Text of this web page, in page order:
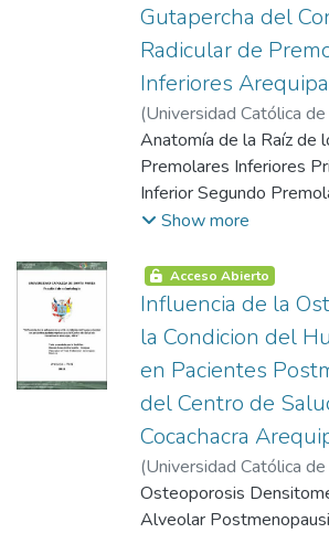
Gutapercha del
Radicular de
Inferiores
(Universidad Católica
2005-08-13)Campos
Marcelo
Anatomía de la Raíz de
Premolares Inferiores
Inferior Segundo
Preparación
Operacional y
Instrumentos y
Campo de Verificación
Recolección Estrategia
Resultados
Show more
Acceso Abierto
Influencia de la
la Condicion del
en Pacientes
del Centro de
Cocachacra
(Universidad Católica
2006-06-13 )Castillo
Karen Smilia
Osteoporosis
Alveolar